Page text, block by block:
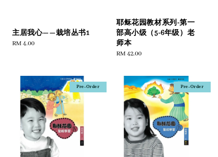
主居我心——栽培丛书1
Regular
RM 4.00
耶稣花园教材系列-第一
部高小级（5-6年级）老
师本
Regular
RM 42.00
Pre-Order Pre-Order